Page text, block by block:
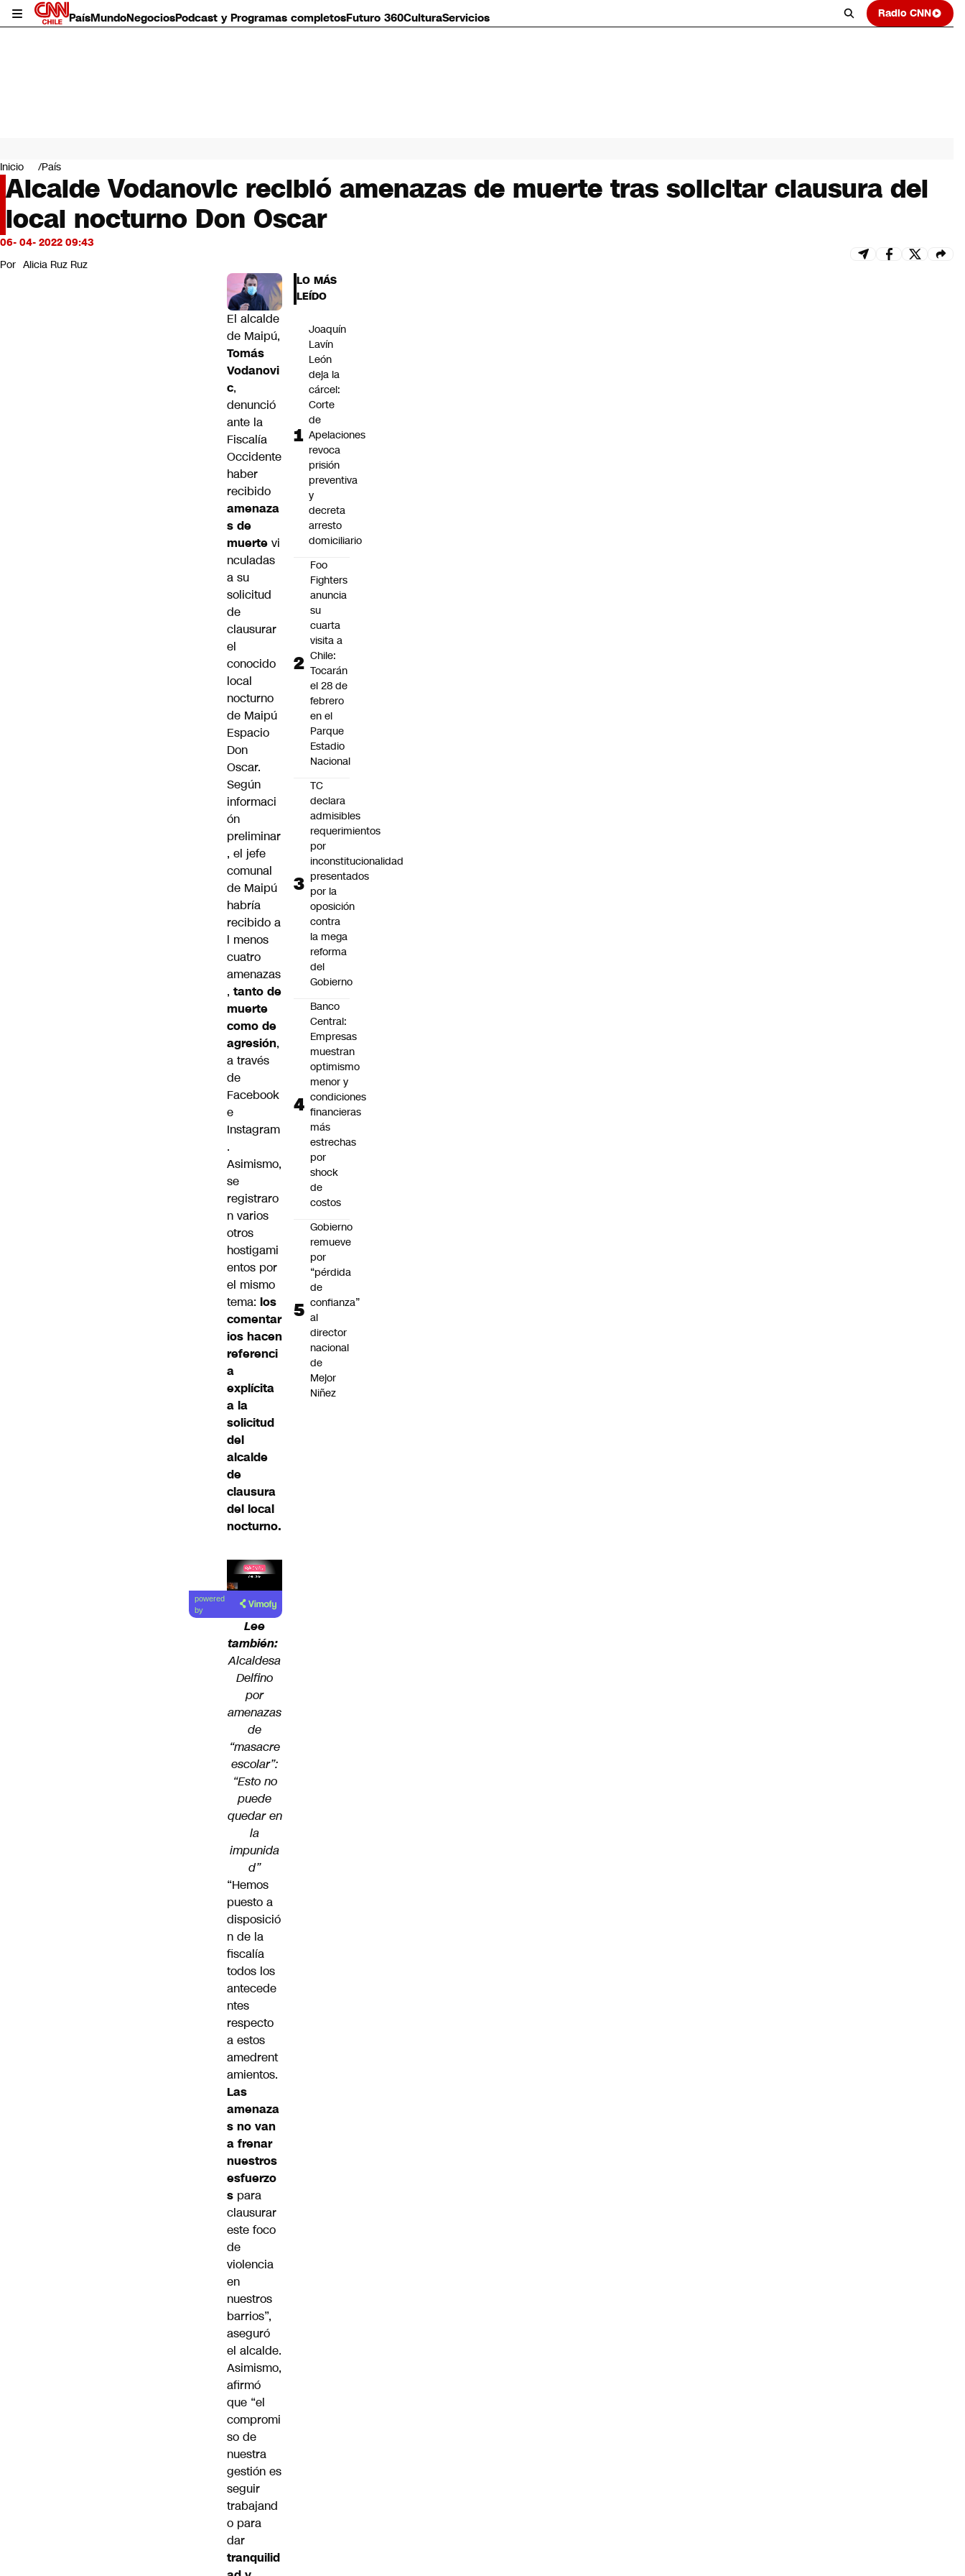
PaísMundoNegociosPodcast y Programas completosFuturo 360CulturaServicios Radio CNN
Mundo
Negocios
Deportes
Programas completos
Cultura
Servicios
Bits
CNN Data
Inicio País
Alcalde Vodanovic recibió amenazas de muerte tras solicitar clausura del
local nocturno Don Oscar
06- 04- 2022 09:43
Por Alicia Ruz Ruz
El alcalde
de Maipú,
Tomás
Vodanovi
c,
denunció
ante la
Fiscalía
Occidente
haber
recibido
amenaza
s de
muerte vi
nculadas
a su
solicitud
de
clausurar
el
conocido
local
nocturno
de Maipú
Espacio
Don
Oscar.
Según
informaci
ón
preliminar
, el jefe
comunal
de Maipú
habría
recibido a
l menos
cuatro
amenazas
, tanto de
muerte
como de
agresión,
a través
de
Facebook
e
Instagram
.
Asimismo,
se
registraro
n varios
otros
hostigami
entos por
el mismo
tema: los
comentar
ios hacen
referenci
a
explícita
a la
solicitud
del
alcalde
de
clausura
del local
nocturno.
Lea el
artículo
powered
by
Lee
también:
Alcaldesa
Delfino
por
amenazas
de
“masacre
escolar”:
“Esto no
puede
quedar en
la
impunida
d”
“Hemos
puesto a
disposició
n de la
fiscalía
todos los
antecede
ntes
respecto
a estos
amedrent
amientos.
Las
amenaza
s no van
a frenar
nuestros
esfuerzo
s para
clausurar
este foco
de
violencia
en
nuestros
barrios”,
aseguró
el alcalde.
Asimismo,
afirmó
que “el
compromi
so de
nuestra
gestión es
seguir
trabajand
o para
dar
tranquilid
LO MÁS
LEÍDO
Joaquín
Lavín
León
deja la
cárcel:
Corte
de
Apelaciones
revoca
prisión
preventiva
y
decreta
arresto
domiciliario
Foo
Fighters
anuncia
su
cuarta
visita a
Chile:
Tocarán
el 28 de
febrero
en el
Parque
Estadio
Nacional
TC
declara
admisibles
requerimientos
por
inconstitucionalidad
presentados
por la
oposición
contra
la mega
reforma
del
Gobierno
Banco
Central:
Empresas
muestran
optimismo
menor y
condiciones
financieras
más
estrechas
por
shock
de
costos
Gobierno
remueve
por
“pérdida
de
confianza”
al
director
nacional
de
Mejor
Niñez